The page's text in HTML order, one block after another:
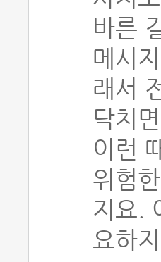
바른
메시
래서
닥치
이런
위험
지요.
요하